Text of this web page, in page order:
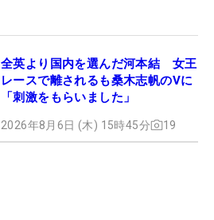
全英より国内を選んだ河本結 女王
レースで離されるも桑木志帆のVに
「刺激をもらいました」
2026年8月6日 (木) 15時45分 19